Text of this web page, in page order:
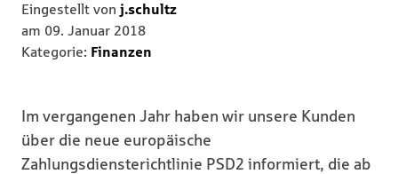
Eingestellt von j.schultz
am 09. Januar 2018
Kategorie: Finanzen
Im vergangenen Jahr haben wir unsere Kunden
über die neue europäische
Zahlungsdiensterichtlinie PSD2 informiert, die ab